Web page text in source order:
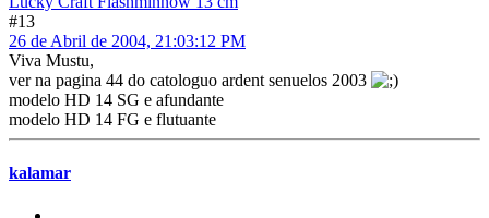
#13
26 de Abril de 2004, 21:03:12 PM
Viva Mustu,
ver na pagina 44 do catologuo ardent senuelos 2003
modelo HD 14 SG e afundante
modelo HD 14 FG e flutuante
kalamar